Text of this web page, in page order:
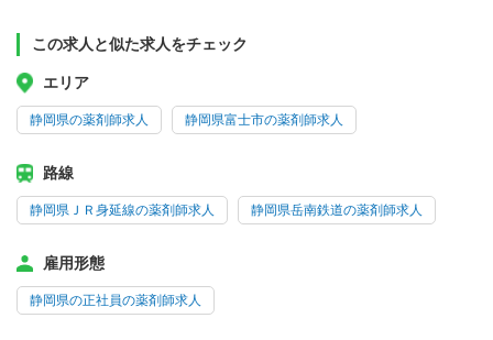
この求人と似た求人をチェック
エリア
静岡県の薬剤師求人 静岡県富士市の薬剤師求人
路線
静岡県ＪＲ身延線の薬剤師求人 静岡県岳南鉄道の薬剤師求人
雇用形態
静岡県の正社員の薬剤師求人